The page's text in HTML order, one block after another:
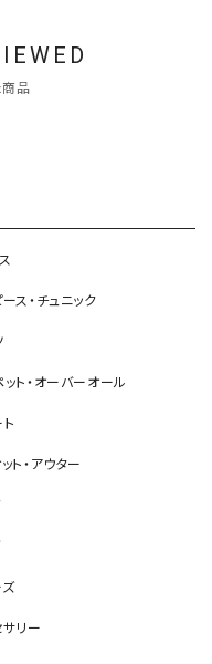
商品
ス・チュニック
ト・オーバーオール
ト・アウター
ズ
リー